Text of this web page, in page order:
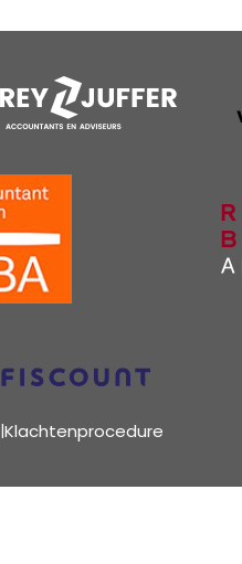
|Klachtenprocedure